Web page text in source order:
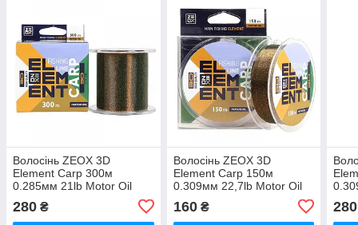
Волосінь ZEOX 3D
Element Carp 300м
0.285мм 21lb Motor Oil
280 ₴
Волосінь ZEOX 3D
Element Carp 150м
0.309мм 22,7lb Motor Oil
160₴ 280